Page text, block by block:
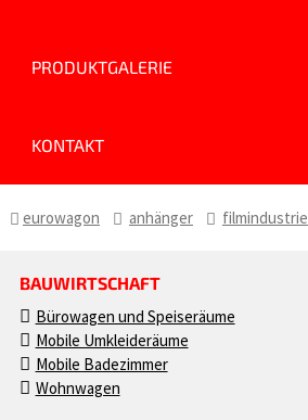
PRODUKTGALERIE
KONTAKT
eurowagon anhänger filmindustrie
BAUWIRTSCHAFT
Bürowagen und Speiseräume
Mobile Umkleideräume
Mobile Badezimmer
Wohnwagen